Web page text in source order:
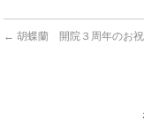
← 胡蝶蘭 開院３周年のお